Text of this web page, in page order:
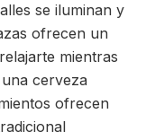
se iluminan y
ofrecen un
mientras
cerveza
ofrecen